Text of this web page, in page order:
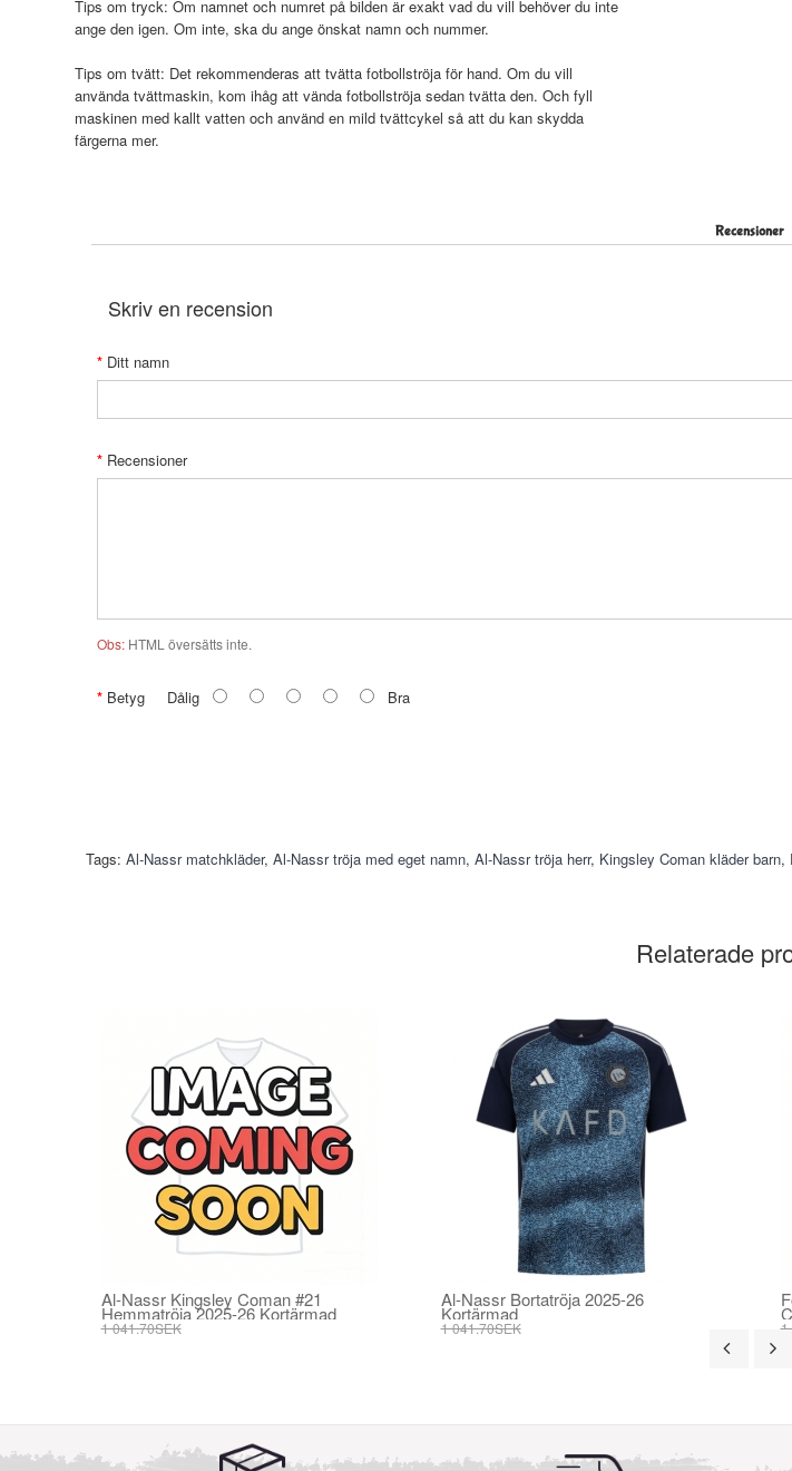
Tips om tryck: Om namnet och numret på bilden är exakt vad du vill behöver du inte
ange den igen. Om inte, ska du ange önskat namn och nummer.
Tips om tvätt: Det rekommenderas att tvätta fotbollströja för hand. Om du vill
använda tvättmaskin, kom ihåg att vända fotbollströja sedan tvätta den. Och fyll
maskinen med kallt vatten och använd en mild tvättcykel så att du kan skydda
färgerna mer.
Recensioner
Skriv en recension
Ditt namn
Recensioner
Obs: HTML översätts inte.
Betyg Dålig Bra
Tags: Al-Nassr matchkläder, Al-Nassr tröja med eget namn, Al-Nassr tröja herr, Kingsley Coman kläder barn,
Relaterade
Al-Nassr Kingsley Coman #21
Hemmatröja 2025-26 Kortärmad
1 041.70SEK
Al-Nassr Bortatröja 2025-26
Kortärmad
1 041.70SEK 1